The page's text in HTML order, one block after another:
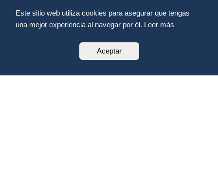
Este sitio web utiliza cookies para asegurar que tengas
una mejor experiencia al navegar por él. Leer más
Aceptar